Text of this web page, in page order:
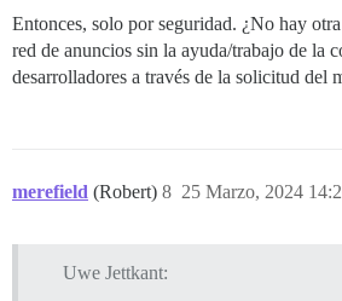
Entonces, solo por seguridad. ¿No hay
red de anuncios sin la ayuda/trabajo de la
desarrolladores a través de la solicitud del
merefield (Robert) 25 Marzo, 2024
8
Uwe Jettkant: